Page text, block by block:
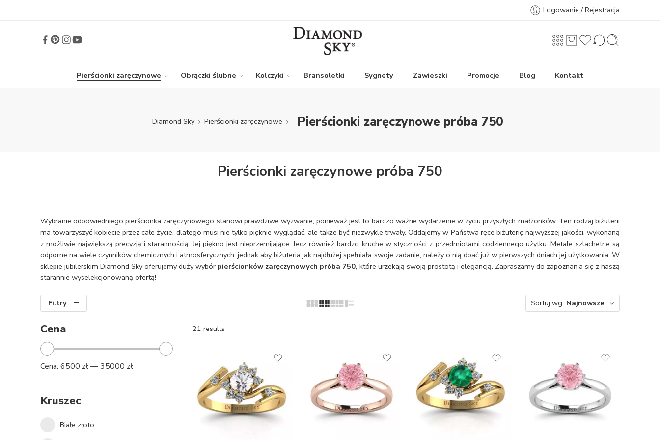
Logowanie / Rejestracja
Pierścionki zaręczynowe Obrączki ślubne Kolczyki Bransoletki Sygnety Zawieszki Promocje Blog Kontakt
Diamond Sky Pierścionki zaręczynowe Pierścionki zaręczynowe próba 750
Pierścionki zaręczynowe próba 750
Wybranie odpowiedniego pierścionka zaręczynowego stanowi prawdziwe wyzwanie, ponieważ jest to bardzo ważne wydarzenie w życiu przyszłych małżonków. Ten rodzaj biżuterii
ma towarzyszyć kobiecie przez całe życie, dlatego musi nie tylko pięknie wyglądać, ale także być niezwykle trwały. Oddajemy w Państwa ręce biżuterię najwyższej jakości, wykonaną
z możliwie największą precyzją i starannością. Jej piękno jest nieprzemijające, lecz również bardzo kruche w styczności z przedmiotami codziennego użytku. Metale szlachetne są
odporne na wiele czynników chemicznych i atmosferycznych, jednak aby biżuteria jak najdłużej spełniała swoje zadanie, należy o nią dbać już w pierwszych dniach jej użytkowania. W
sklepie jubilerskim Diamond Sky oferujemy duży wybór pierścionków zaręczynowych próba 750, które urzekają swoją prostotą i elegancją. Zapraszamy do zapoznania się z naszą
starannie wyselekcjonowaną ofertą!
Filtry Sortuj wg: Najnowsze
21 results
Cena
Cena: 6500 zł—35000 zł
Kruszec
Białe złoto